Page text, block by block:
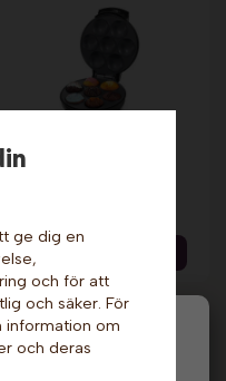
Gottes!
Muffinsjärn - Svart.
ge dig en
och för att
och säker. För
information om
och deras